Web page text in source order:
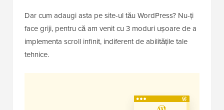
Dar cum adaugi asta pe site-ul tău WordPress? Nu-ți
face griji, pentru că am venit cu 3 moduri ușoare de a
implementa scroll infinit, indiferent de abilitățile tale
tehnice.